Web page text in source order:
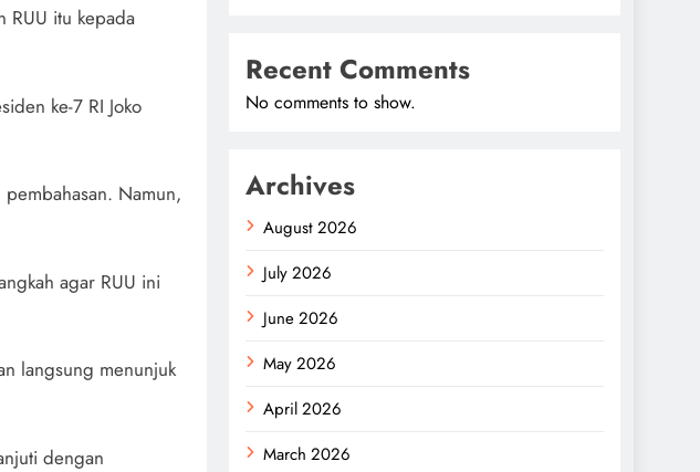
RUU itu kepada
ke-7 RI Joko
Namun,
agar RUU ini
langsung menunjuk
dengan
Recent Comments
No comments to show.
Archives
August 2026
July 2026
June 2026
May 2026
April 2026
March 2026